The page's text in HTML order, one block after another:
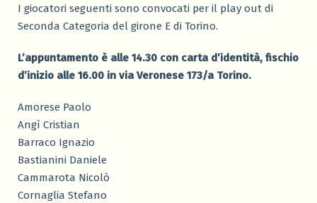
I giocatori seguenti sono convocati per il play out di
Seconda Categoria del girone E di Torino.
L’appuntamento è alle 14.30 con carta d’identità, fischio
d’inizio alle 16.00 in via Veronese 173/a Torino.
Amorese Paolo
Angì Cristian
Barraco Ignazio
Bastianini Daniele
Cammarota Nicolò
Cornaglia Stefano